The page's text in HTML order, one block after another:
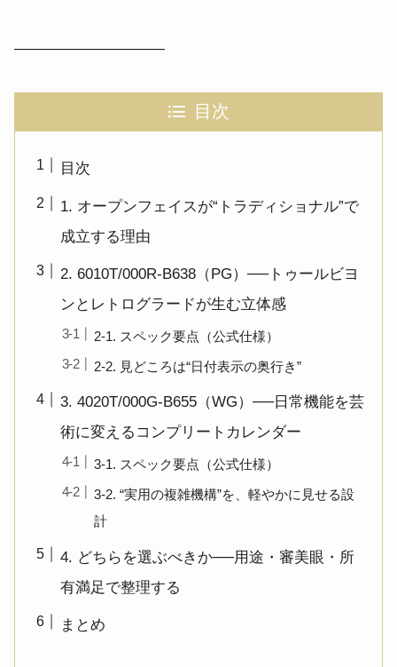
――――――――――
目次
目次
1. オープンフェイスが“トラディショナル”で
成立する理由
2. 6010T/000R-B638（PG）──トゥールビヨ
ンとレトログラードが生む立体感
2-1. スペック要点（公式仕様）
2-2. 見どころは“日付表示の奥行き”
3. 4020T/000G-B655（WG）──日常機能を芸
術に変えるコンプリートカレンダー
3-1. スペック要点（公式仕様）
3-2. “実用の複雑機構”を、軽やかに見せる設
計
4. どちらを選ぶべきか──用途・審美眼・所
有満足で整理する
まとめ